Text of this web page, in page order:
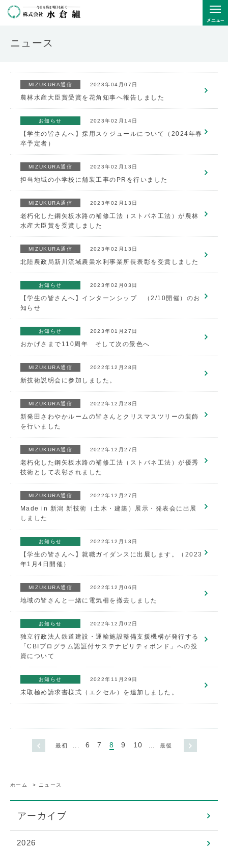
ニュース
MIZUKURA通信 2023年04月07日
農林水産大臣賞受賞を花角知事へ報告しました
お知らせ 2023年02月14日
【学生の皆さんへ】採用スケジュールについて（2024年春
卒予定者）
MIZUKURA通信 2023年02月13日
担当地域の小学校に舗装工事のPRを行いました
MIZUKURA通信 2023年02月13日
老朽化した鋼矢板水路の補修工法（ストパネ工法）が農林
水産大臣賞を受賞しました
MIZUKURA通信 2023年02月13日
北陸農政局新川流域農業水利事業所長表彰を受賞しました
お知らせ 2023年02月03日
【学生の皆さんへ】インターンシップ （2/10開催）のお
知らせ
お知らせ 2023年01月27日
おかげさまで110周年 そして次の景色へ
MIZUKURA通信 2022年12月28日
新技術説明会に参加しました。
MIZUKURA通信 2022年12月28日
新発田さわやかルームの皆さんとクリスマスツリーの装飾
を行いました
MIZUKURA通信 2022年12月27日
老朽化した鋼矢板水路の補修工法（ストパネ工法）が優秀
技術として表彰されました
MIZUKURA通信 2022年12月27日
Made in 新潟 新技術（土木・建築）展示・発表会に出展
しました
お知らせ 2022年12月13日
【学生の皆さんへ】就職ガイダンスに出展します。（2023
年1月4日開催）
MIZUKURA通信 2022年12月06日
地域の皆さんと一緒に電気柵を撤去しました
お知らせ 2022年12月02日
独立行政法人鉄道建設・運輸施設整備支援機構が発行する
「CBIプログラム認証付サステナビリティボンド」への投
資について
お知らせ 2022年11月29日
未取極め請求書様式（エクセル）を追加しました。
最初 ... 6 7 8 9 10 ... 最後
ホーム > ニュース
アーカイブ
2026